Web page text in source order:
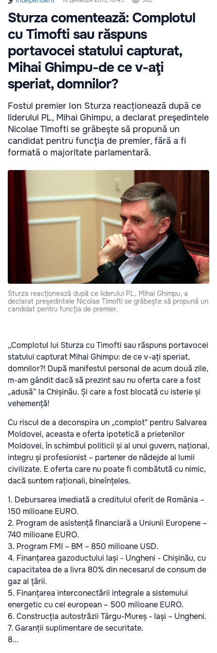
Sturza comentează: Complotul
cu Timofti sau răspuns
portavocei statului capturat,
Mihai Ghimpu-de ce v-aţi
speriat, domnilor?
Fostul premier Ion Sturza reacționează după ce
liderului PL, Mihai Ghimpu, a declarat preşedintele
Nicolae Timofti se grăbeşte să propună un
candidat pentru funcţia de premier, fără a fi
formată o majoritate parlamentară.
Sturza reacționează după ce liderului PL, Mihai Ghimpu, a
declarat preşedintele Nicolae Timofti se grăbeşte să propună un
candidat pentru funcţia de premier.
„Complotul lui Sturza cu Timofti sau răspuns portavocei
statului capturat Mihai Ghimpu: de ce v-ați speriat,
domnilor?! După manifestul personal de acum două zile,
m-am gândit dacă să prezint sau nu oferta care a fost
„adusă” la Chișinău. Și care a fost blocată cu isterie și
vehemență!
Cu riscul de a deconspira un „complot" pentru Salvarea
Moldovei, aceasta e oferta ipotetică a prietenilor
Moldovei, în schimbul politicii și al unui guvern, național,
integru și profesionist – partener de nădejde al lumii
civilizate. E oferta care nu poate fi combătută cu nimic,
dacă suntem raționali, bineînțeles.
1. Debursarea imediată a creditului oferit de România –
150 milioane EURO.
2. Program de asistență financiară a Uniunii Europene –
740 milioane EURO.
3. Program FMI – BM – 850 milioane USD.
4. Finanțarea gazoductului Iași - Ungheni - Chișinău, cu
capacitatea de a livra 80% din necesarul de consum de
gaz al țării.
5. Finanțarea interconectării integrale a sistemului
energetic cu cel european – 500 milioane EURO.
6. Construcția autostrăzii Târgu-Mureș - Iași – Ungheni.
7. Garanții suplimentare de securitate.
8...